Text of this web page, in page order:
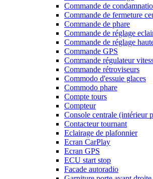
Commande de
Commande de fermeture
Commande de phare
Commande de réglage
Commande de réglage
Commande GPS
Commande régulateur
Commande rétroviseurs
Commodo d'essuie glaces
Commodo phare
Compte tours
Compteur
Console centrale (intérieur
Contacteur tournant
Eclairage de plafonnier
Ecran CarPlay
Ecran GPS
ECU start stop
Facade autoradio